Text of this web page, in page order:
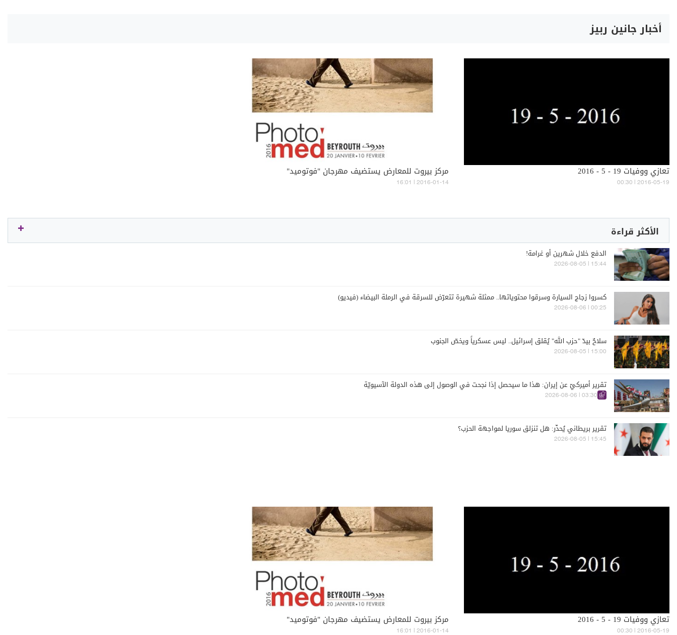
أخبار جانين ربيز
تعازي ووفيات 19 - 5 - 2016
00:30 | 2016-05-19
مركز بيروت للمعارض يستضيف مهرجان "فوتوميد"
16:01 | 2016-01-14
الأكثر قراءة
الدفع خلال شهرين أو غرامة!
15:44 | 2026-08-05
كسروا زجاج السيارة وسرقوا محتوياتها.. ممثلة شهيرة تتعرّض للسرقة في الرملة البيضاء (فيديو)
00:25 | 2026-08-06
سلاحٌ بيدّ "حزب الله" يُقلق إسرائيل.. ليس عسكرياً ويخصّ الجنوب
15:00 | 2026-08-05
تقرير أميركيّ عن إيران: هذا ما سيحصل إذا نجحت في الوصول إلى هذه الدولة الآسيويّة
03:30 | 2026-08-06
تقرير بريطاني يُحذّر: هل تنزلق سوريا لمواجهة الحزب؟
15:45 | 2026-08-05
تعازي ووفيات 19 - 5 - 2016
00:30 | 2016-05-19
مركز بيروت للمعارض يستضيف مهرجان "فوتوميد"
16:01 | 2016-01-14